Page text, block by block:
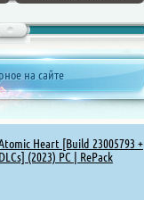
на сайте
Heart [Build 23005793 +
DLCs] (2023) PC | RePack